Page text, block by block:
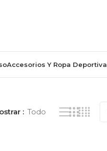
Accesorios Y Ropa Deportiva
Todo